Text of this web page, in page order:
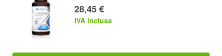
28,45 €
IVA inclusa